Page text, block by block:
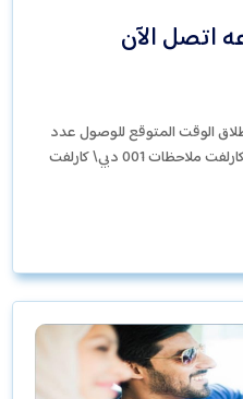
24 ساعه اتصل الآن
الوقت المتوقع للوصول عدد
المقاعد المتاحة السعر لكل راكب في كارلفت ملاحظات 001 دبي\ كارلفت